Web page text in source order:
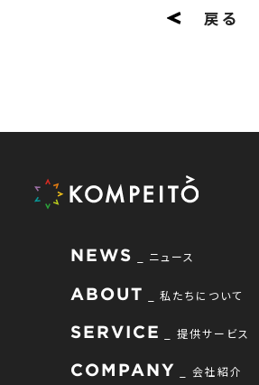
戻る
NEWS ニュース
ABOUT 私たちについて
SERVICE 提供サービス
COMPANY 会社紹介